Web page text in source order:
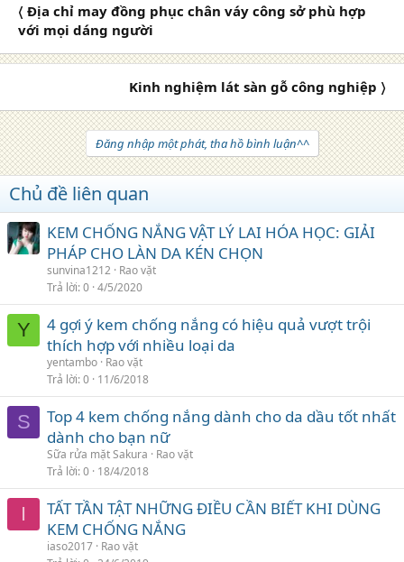
〈 Địa chỉ may đồng phục chân váy công sở phù hợp
với mọi dáng người
Kinh nghiệm lát sàn gỗ công nghiệp 〉
Đăng nhập một phát, tha hồ bình luận^^
Chủ đề liên quan
KEM CHỐNG NẮNG VẬT LÝ LAI HÓA HỌC: GIẢI
PHÁP CHO LÀN DA KÉN CHỌN
sunvina1212 Rao vặt
Trả lời 0 4/5/2020
Y
4 gợi ý kem chống nắng có hiệu quả vượt trội
thích hợp với nhiều loại da
yentambo Rao vặt
Trả lời 0 11/6/2018
S
Top 4 kem chống nắng dành cho da dầu tốt nhất
dành cho bạn nữ
Sữa rửa mặt Sakura
Rao vặt
Trả lời 0 18/4/2018
I
TẤT TẦN TẬT NHỮNG ĐIỀU CẦN BIẾT KHI DÙNG
KEM CHỐNG NẮNG
iaso2017 Rao vặt